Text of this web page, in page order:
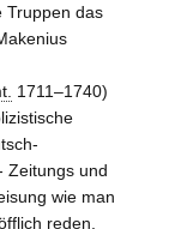
Truppen das
1711–1740)
Zeitungs und
wie man
reden,